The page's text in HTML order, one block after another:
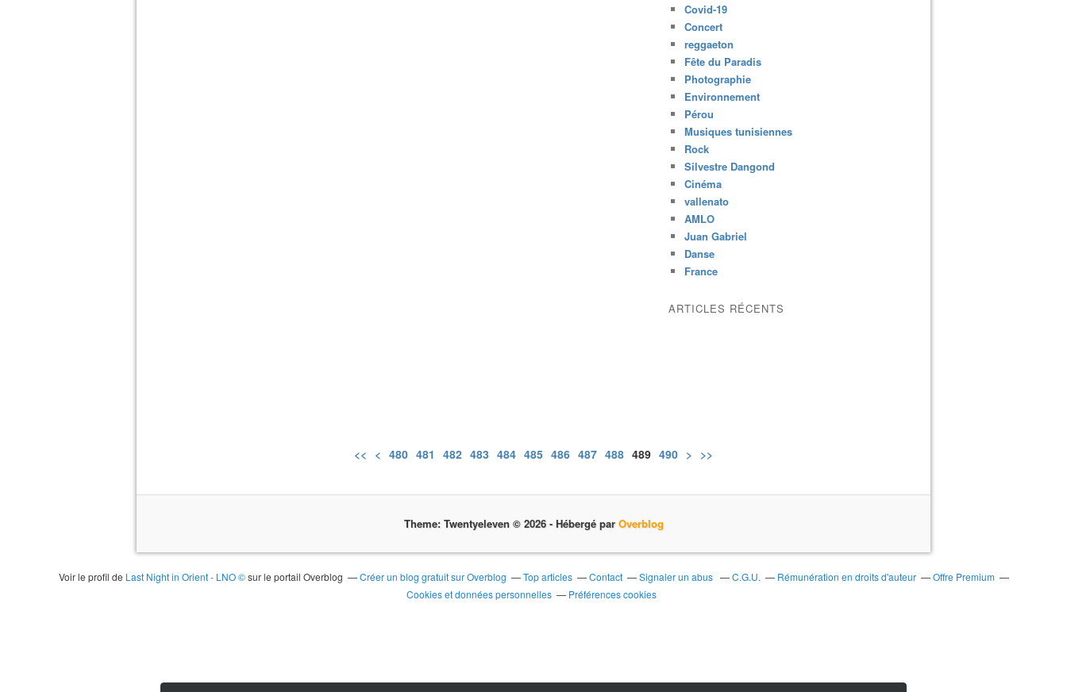
Covid-19
Concert
reggaeton
Fête du Paradis
Photographie
Environnement
Pérou
Musiques tunisiennes
Rock
Silvestre Dangond
Cinéma
vallenato
AMLO
Juan Gabriel
Danse
France
ARTICLES RÉCENTS
<< < 400
410
420
430
440
450
460
470
480 481 482 483 484 485 486 487 488 489 490 500
600
700
800
900
1000
1100
1200
1300
1400
1500
1600
1700
1800
1900
2000
2100
2200
2300
2400
2500
2600
2700
2800
2900
3000
3100
3200
3300
3400
3500
3600
3700
3800
3900
4000
4100
4200
4300
4400
4500
4600
4700
4800
4900
5000
5100
5200
5300
5400
> >>
Theme: Twentyeleven © 2026 - Hébergé par Overblog
Voir le profil de Last Night in Orient - LNO ©sur le portail Overblog Créer un blog gratuit sur Overblog Top articles Contact Signaler un abus C.G.U. Rémunération en droits d'auteur
Offre Premium
Cookies et données personnelles
Préférences cookies